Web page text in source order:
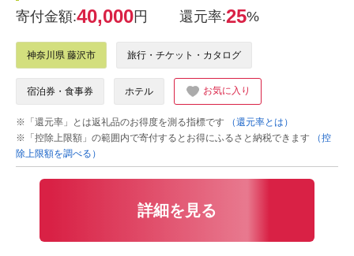
寄付金額:40,000円 還元率:25%
神奈川県 藤沢市 旅行・チケット・カタログ
宿泊券・食事券 ホテル お気に入り
※「還元率」とは返礼品のお得度を測る指標です
（還元率とは）
※「控除上限額」の範囲内で寄付するとお得にふるさと納税できます
（控
除上限額を調べる）
詳細を見る